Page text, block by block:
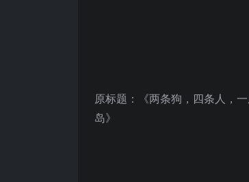
原标题：《两条狗，四条人，
岛》